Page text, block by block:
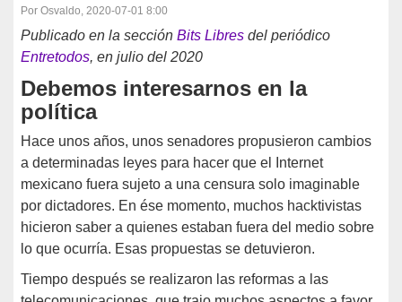
Por Osvaldo, 2020-07-01 8:00
Publicado en la sección Bits Libres del periódico
Entretodos, en julio del 2020
Debemos interesarnos en la
política
Hace unos años, unos senadores propusieron cambios
a determinadas leyes para hacer que el Internet
mexicano fuera sujeto a una censura solo imaginable
por dictadores. En ése momento, muchos hacktivistas
hicieron saber a quienes estaban fuera del medio sobre
lo que ocurría. Esas propuestas se detuvieron.
Tiempo después se realizaron las reformas a las